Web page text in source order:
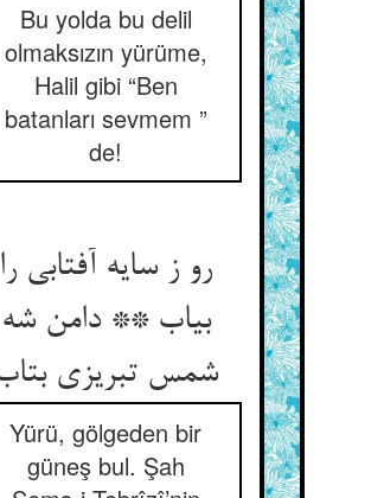
Bu yolda bu delil
olmaksızın yürüme,
Halil gibi “Ben
batanları sevmem ”
de!
رو ز سایه آفتابی را
بیاب ** دامن شه
Yürü, gölgeden bir
güneş bul. Şah